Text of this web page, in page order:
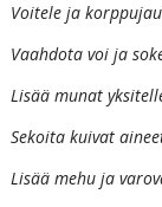
Voitele ja
Vaahdota voi ja
Lisää munat
Sekoita kuivat
Lisää mehu ja